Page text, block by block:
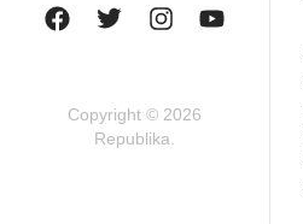
Copyright © 2026
Republika.